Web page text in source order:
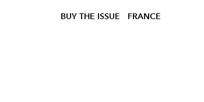
BUY THE ISSUE FRANCE